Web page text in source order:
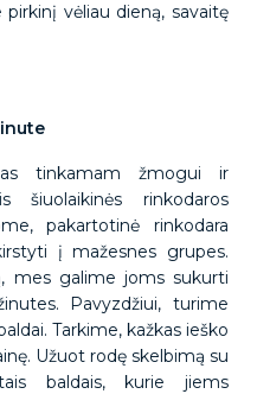
vėliau dieną, savaitę
tinkamam žmogui ir
šiuolaikinės rinkodaros
pakartotinė rinkodara
į mažesnes grupes.
mes galime joms sukurti
Pavyzdžiui, turime
Tarkime, kažkas ieško
Užuot rodę skelbimą su
baldais, kurie jiems